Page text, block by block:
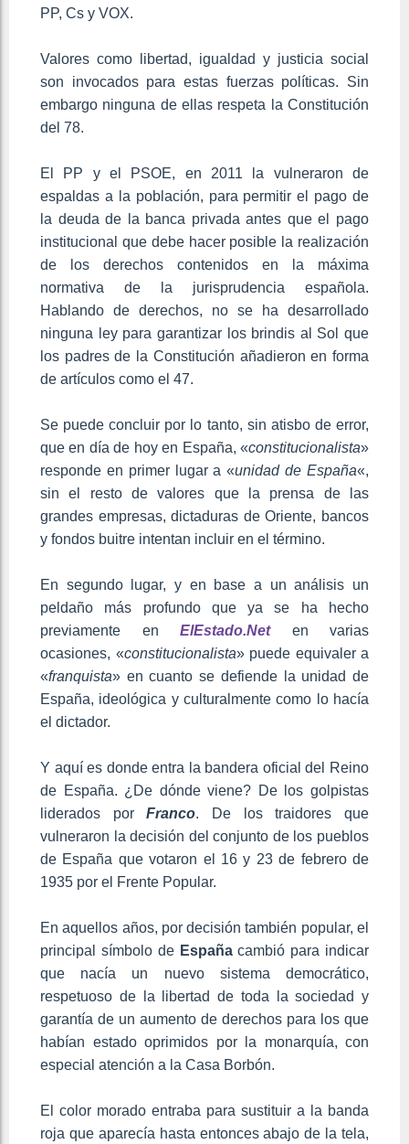
PP, Cs y VOX.
Valores como libertad, igualdad y justicia social
son invocados para estas fuerzas políticas. Sin
embargo ninguna de ellas respeta la Constitución
del 78.
El PP y el PSOE, en 2011 la vulneraron de
espaldas a la población, para permitir el pago de
la deuda de la banca privada antes que el pago
institucional que debe hacer posible la realización
de los derechos contenidos en la máxima
normativa de la jurisprudencia española.
Hablando de derechos, no se ha desarrollado
ninguna ley para garantizar los brindis al Sol que
los padres de la Constitución añadieron en forma
de artículos como el 47.
Se puede concluir por lo tanto, sin atisbo de error,
que en día de hoy en España, «constitucionalista»
responde en primer lugar a «unidad de España«,
sin el resto de valores que la prensa de las
grandes empresas, dictaduras de Oriente, bancos
y fondos buitre intentan incluir en el término.
En segundo lugar, y en base a un análisis un
peldaño más profundo que ya se ha hecho
previamente en ElEstado.Neten varias
ocasiones, «constitucionalista» puede equivaler a
«franquista» en cuanto se defiende la unidad de
España, ideológica y culturalmente como lo hacía
el dictador.
Y aquí es donde entra la bandera oficial del Reino
de España. ¿De dónde viene? De los golpistas
liderados porFranco. De los traidores que
vulneraron la decisión del conjunto de los pueblos
de España que votaron el 16 y 23 de febrero de
1935 por el Frente Popular.
En aquellos años, por decisión también popular, el
principal símbolo de Españacambió para indicar
que nacía un nuevo sistema democrático,
respetuoso de la libertad de toda la sociedad y
garantía de un aumento de derechos para los que
habían estado oprimidos por la monarquía, con
especial atención a la Casa Borbón.
El color morado entraba para sustituir a la banda
roja que aparecía hasta entonces abajo de la tela,